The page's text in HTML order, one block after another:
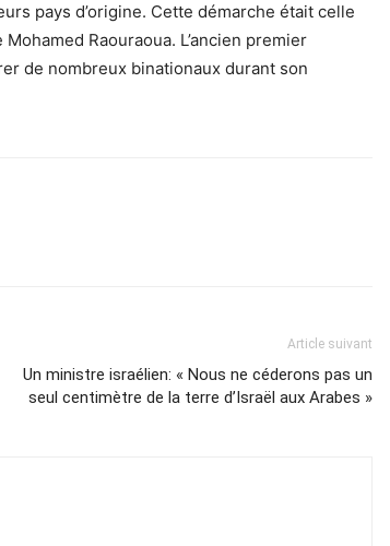
pays d’origine. Cette démarche était celle
Raouraoua. L’ancien premier
de nombreux binationaux durant son
Article suivant
Un ministre israélien: « Nous ne céderons pas un
seul centimètre de la terre d’Israël aux Arabes »